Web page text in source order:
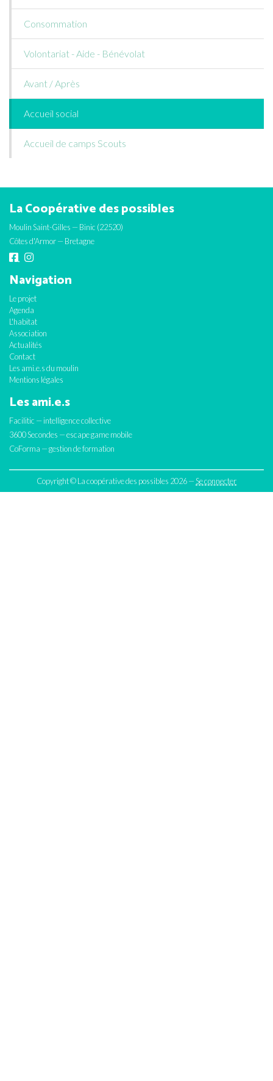
Consommation
Volontariat - Aide - Bénévolat
Avant / Après
Accueil social
Accueil de camps Scouts
La Coopérative des possibles
Moulin Saint-Gilles — Binic (22520)
Côtes d'Armor — Bretagne
Navigation
Le projet
Agenda
L'habitat
Association
Actualités
Contact
Les ami.e.s du moulin
Mentions légales
Les ami.e.s
Facilitic — intelligence collective
3600 Secondes — escape game mobile
CoForma — gestion de formation
Copyright © La coopérative des possibles 2026 —Se connecter